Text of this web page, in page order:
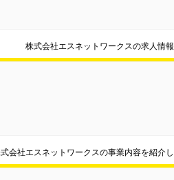
株式会社エスネットワークスの求人情報
会社エスネットワークスの事業内容を紹介し